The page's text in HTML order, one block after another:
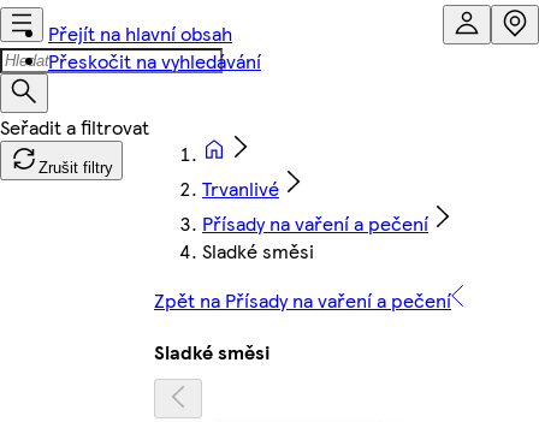
Přejít na hlavní obsah
Přeskočit na vyhledávání
Zrušit filtry
Trvanlivé
Přísady na vaření a pečení
Sladké směsi
Zpět na Přísady na vaření a pečení
Sladké směsi